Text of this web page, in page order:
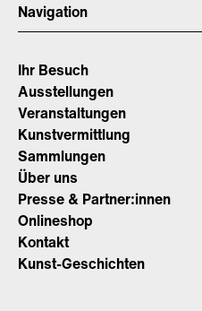
Navigation
Ihr Besuch
Ausstellungen
Veranstaltungen
Kunstvermittlung
Sammlungen
Über uns
Presse & Partner:innen
Onlineshop
Kontakt
Kunst-Geschichten